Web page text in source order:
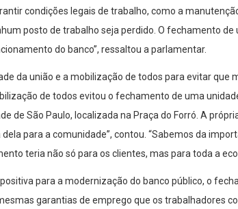
condições legais de trabalho, como a
posto de trabalho seja perdido. O fechamento
do banco”, ressaltou a parlamentar.
da união e a mobilização de todos para evitar que
de todos evitou o fechamento de uma
de São Paulo, localizada na Praça do Forró. A
para a comunidade”, contou. “Sabemos da
teria não só para os clientes, mas para toda a
para a modernização do banco público, o
garantias de emprego que os trabalhadores